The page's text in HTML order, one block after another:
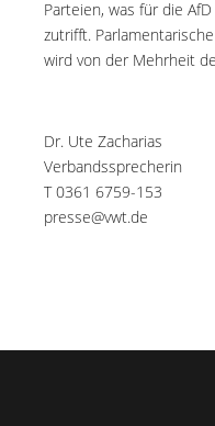
Parteien, was für die
zutrifft.
wird von der Mehrheit
Dr. Ute Zacharias
Verbandssprecherin
T 0361 6759-153
presse@vwt.de